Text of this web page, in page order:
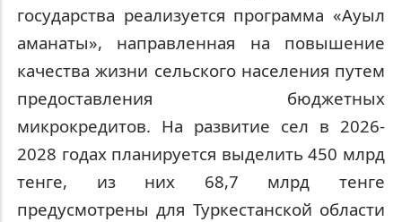
государства реализуется программа «Ауыл
аманаты», направленная на повышение
качества жизни сельского населения путем
предоставления бюджетных
микрокредитов. На развитие сел в 2026-
2028 годах планируется выделить 450 млрд
тенге, из них 68,7 млрд тенге
предусмотрены для Туркестанской области